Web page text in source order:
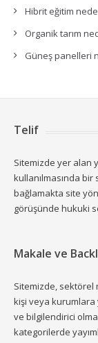
Hibrit eğitim
Organik tarım
Güneş panelleri
Telif
Sitemizde yer alan
kullanılmasında
bağlamakta site
görüşünde hukuki
Makale ve
Sitemizde, sektörel
kişi veya kurumlara
ve bilgilendirici
kategorilerde